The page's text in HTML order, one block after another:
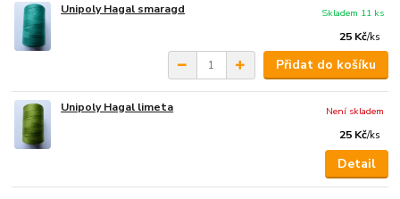
Unipoly Hagal smaragd
25 Kč/ks
Skladem 11 ks
Přidat do košíku
Unipoly Hagal limeta
25 Kč/ks
Není skladem
Detail